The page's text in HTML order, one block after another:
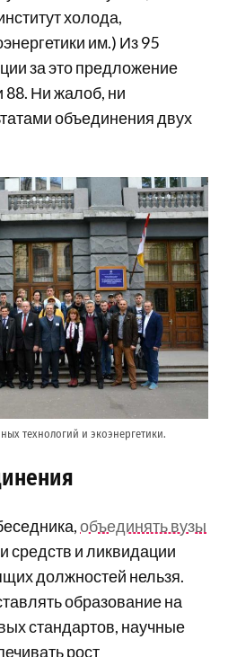
холода,
им.) Из 95
за это предложение
88. Ни жалоб, ни
объединения двух
технологий и экоэнергетики.
объединять вузы
средств и ликвидации
должностей нельзя.
образование на
стандартов, научные
рост